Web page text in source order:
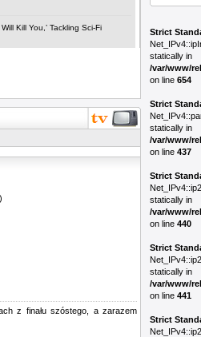
Strict
statically in
/var/www/
on line 654
Strict
statically in
/var/www/
on line 437
Strict
statically in
/var/www/
on line 440
Strict
statically in
/var/www/
on line 441
Strict
z finału szóstego, a zarazem